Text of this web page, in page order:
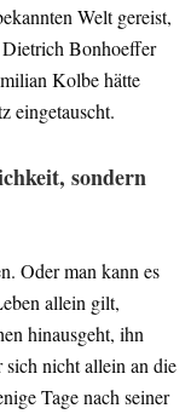
Welt gereist,
Bonhoeffer
Kolbe hätte
eingetauscht.
sondern
Oder man kann es
allein gilt,
hinausgeht, ihn
sich nicht allein an die
Tage nach seiner